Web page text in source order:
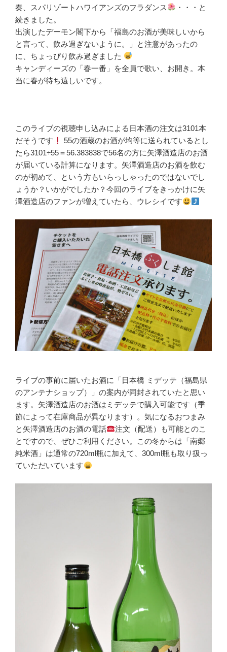
奏、スパリゾートハワイアンズのフラダンス
・・・と
続きました。
出演したデーモン閣下から「福島のお酒が美味しいから
と言って、飲み過ぎないように。」と注意があったの
に、ちょっぴり飲み過ぎました
キャンディーズの「春一番」を全員で歌い、お開き。本
当に春が待ち遠しいです。
このライブの視聴申し込みによる日本酒の注文は3101本
だそうです
55の酒蔵のお酒が均等に送られているとし
たら3101÷55＝56.383838で56名の方に矢澤酒造店のお酒
が届いている計算になります。矢澤酒造店のお酒を飲む
のが初めて、という方もいらっしゃったのではないでし
ょうか？いかがでしたか？今回のライブをきっかけに矢
澤酒造店のファンが増えていたら、ウレシイです
ライブの事前に届いたお酒に「日本橋 ミデッテ（福島県
のアンテナショップ）」の案内が同封されていたと思い
ます。矢澤酒造店のお酒はミデッテで購入可能です（季
節によって在庫商品が異なります）。気になるおつまみ
と矢澤酒造店のお酒の電話
注文（配送）も可能とのこ
とですので、ぜひご利用ください。この冬からは「南郷
純米酒」は通常の720ml瓶に加えて、300ml瓶も取り扱っ
ていただいています